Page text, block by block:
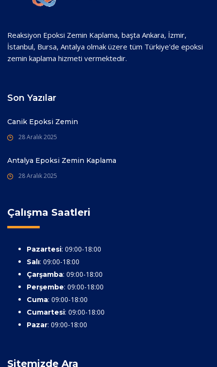
Reaksiyon Epoksi Zemin Kaplama, başta Ankara, İzmir,
İstanbul, Bursa, Antalya olmak üzere tüm Türkiye'de epoksi
zemin kaplama hizmeti vermektedir.
Son Yazılar
Canik Epoksi Zemin
28 Aralık 2025
Antalya Epoksi Zemin Kaplama
28 Aralık 2025
Çalışma Saatleri
Pazartesi: 09:00-18:00
Salı: 09:00-18:00
Çarşamba: 09:00-18:00
Perşembe: 09:00-18:00
Cuma: 09:00-18:00
Cumartesi: 09:00-18:00
Pazar: 09:00-18:00
Sitemizde Ara